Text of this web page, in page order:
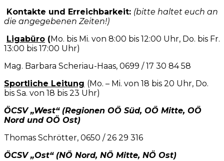
Kontakte und Erreichbarkeit: (bitte haltet euch an
die angegebenen Zeiten!)
Ligabüro (Mo. bis Mi. von 8:00 bis 12:00 Uhr, Do. bis Fr.
13:00 bis 17:00 Uhr)
Mag. Barbara Scheriau-Haas, 0699 / 17 30 84 58
Sportliche Leitung (Mo. – Mi. von 18 bis 20 Uhr, Do.
bis Sa. von 18 bis 23 Uhr)
ÖCSV „West“ (Regionen OÖ Süd, OÖ Mitte, OÖ
Nord und OÖ Ost)
Thomas Schrötter, 0650 / 26 29 316
ÖCSV „Ost“ (NÖ Nord, NÖ Mitte, NÖ Ost)